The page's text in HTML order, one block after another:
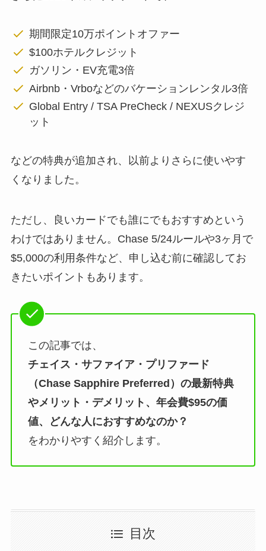
期間限定10万ポイントオファー
$100ホテルクレジット
ガソリン・EV充電3倍
Airbnb・Vrboなどのバケーションレンタル3倍
Global Entry / TSA PreCheck / NEXUSクレジ
ット
などの特典が追加され、以前よりさらに使いやす
くなりました。
ただし、良いカードでも誰にでもおすすめという
わけではありません。Chase 5/24ルールや3ヶ月で
$5,000の利用条件など、申し込む前に確認してお
きたいポイントもあります。
この記事では、
チェイス・サファイア・プリファード
（Chase Sapphire Preferred）の最新特典
やメリット・デメリット、年会費$95の価
値、どんな人におすすめなのか？
をわかりやすく紹介します。
目次